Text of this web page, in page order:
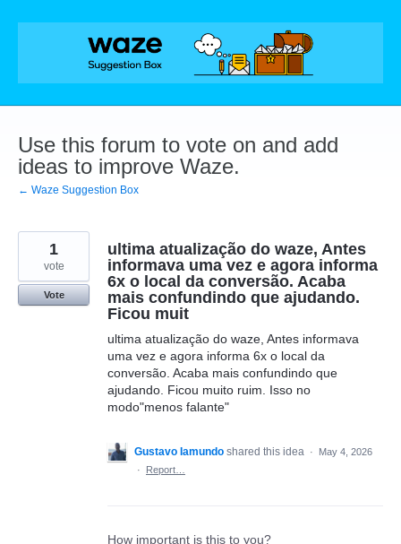
Skip
Use this forum to vote on and add
ideas to improve Waze.
← Waze Suggestion Box
ultima atualização do waze, Antes
informava uma vez e agora informa
6x o local da conversão. Acaba
mais confundindo que ajudando.
Ficou muit
ultima atualização do waze, Antes informava
uma vez e agora informa 6x o local da
conversão. Acaba mais confundindo que
ajudando. Ficou muito ruim. Isso no
modo"menos falante"
1
vote
Vote
Gustavo Iamundo shared this idea ·
May 4, 2026
·
Report…
How important is this to you?